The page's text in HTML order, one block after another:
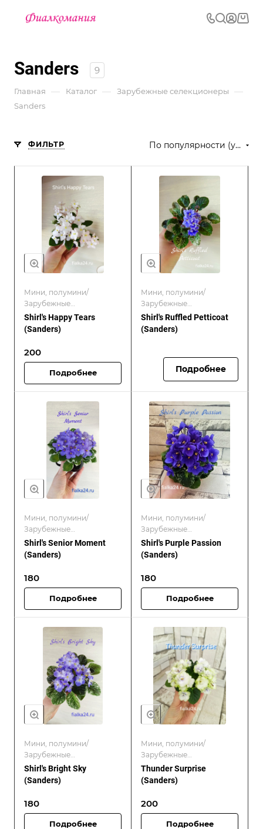
Sanders 9
Главная — Каталог — Зарубежные селекционеры —
Sanders
ФИЛЬТР По популярности (убывание)
Мини, полумини/
Зарубежные
селекционеры/
Новинки/Sanders
Shirl's Happy Tears
(Sanders)
200
Подробнее
Мини, полумини/
Зарубежные
селекционеры/
Новинки/Sanders
Shirl's Ruffled Petticoat
(Sanders)
Подробнее
Мини, полумини/
Зарубежные
селекционеры/Sanders
Shirl's Senior Moment
(Sanders)
180
Подробнее
Мини, полумини/
Зарубежные
селекционеры/Sanders
Shirl's Purple Passion
(Sanders)
180
Подробнее
Мини, полумини/
Зарубежные
селекционеры/Sanders
Shirl's Bright Sky
(Sanders)
180
Подробнее
Мини, полумини/
Зарубежные
селекционеры/Хиты
продаж/Sanders
Thunder Surprise
(Sanders)
200
Подробнее